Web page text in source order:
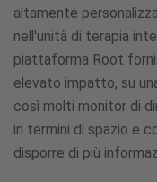
altamente
nell'unità di terapia
piattaforma Root
elevato impatto, su
così molti monitor di
in termini di spazio e
disporre di più